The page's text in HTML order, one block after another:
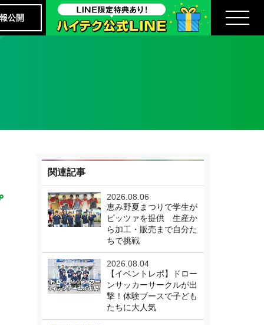
公開
関連記事
2026.08.06
恵み野夏まつりで学生が
ピッツァを提供 生産か
ら加工・販売まで自分た
ちで挑戦
2026.08.04
【イベントレポ】ドロー
ンサッカーサークルが出
撃！体験ブースで子ども
たちに大人気